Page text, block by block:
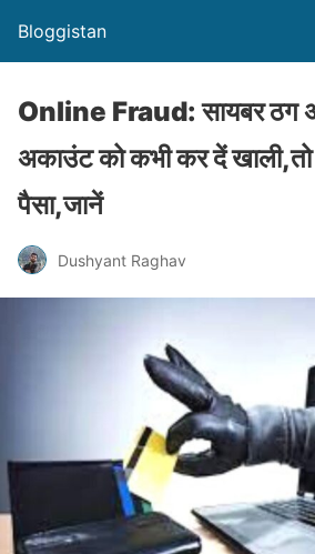
Bloggistan
Online Fraud: सायबर ठग
अकाउंट को कभी कर दें
पैसा,जानें
Dushyant Raghav